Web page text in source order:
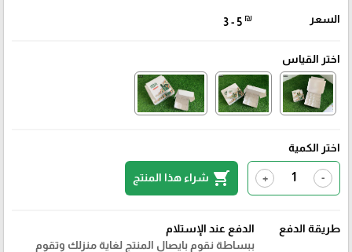
السعر 3 - 5 ₪
اختر القياس
اختر الكمية
-
+
shopping_cart شراء هذا المنتج
طريقة الدفع
الدفع عند الإستلام
ببساطة نقوم بايصال المنتج لغاية منزلك وتقوم